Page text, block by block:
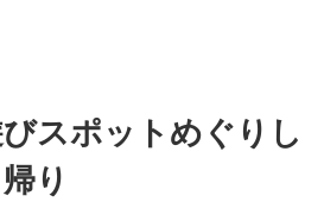
スポットめぐりし
り